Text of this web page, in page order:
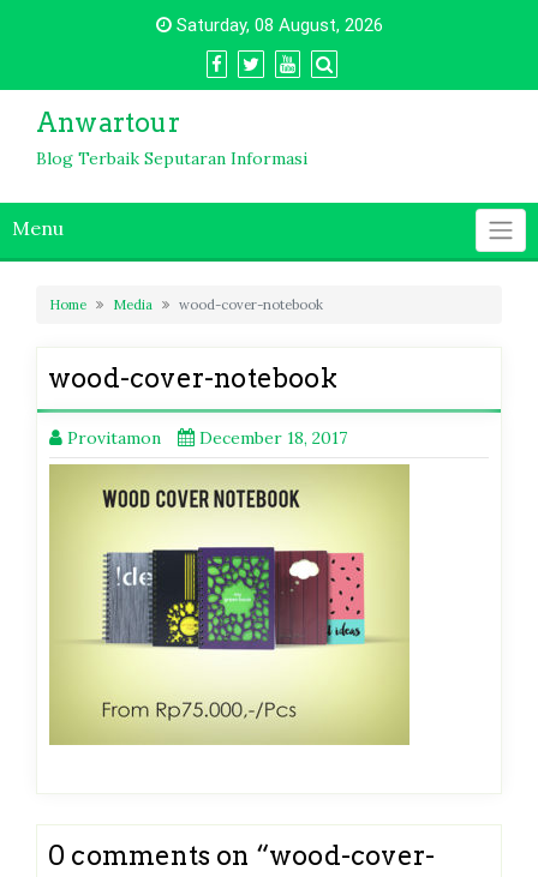
Saturday, 08 August, 2026
Anwartour
Blog Terbaik Seputaran Informasi
Menu
Home Media wood-cover-notebook
wood-cover-notebook
Provitamon December 18, 2017
0 comments on “wood-cover-